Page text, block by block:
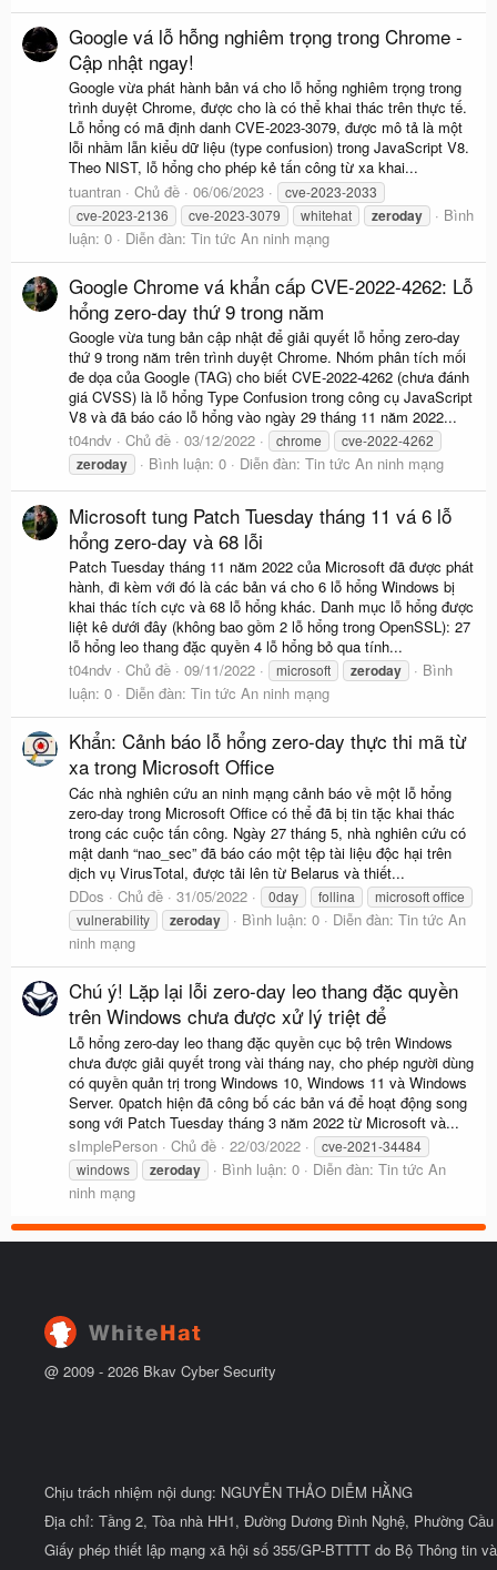
Google vá lỗ hỗng nghiêm trọng trong Chrome -
Cập nhật ngay!
Google vừa phát hành bản vá cho lỗ hổng nghiêm trọng trong
trình duyệt Chrome, được cho là có thể khai thác trên thực tế.
Lỗ hổng có mã định danh CVE-2023-3079, được mô tả là một
lỗi nhầm lẫn kiểu dữ liệu (type confusion) trong JavaScript V8.
Theo NIST, lỗ hổng cho phép kẻ tấn công từ xa khai...
tuantran
Chủ đề 06/06/2023
cve-2023-2033
cve-2023-2136
cve-2023-3079 whitehat zeroday
Bình
luận: 0
Diễn đàn: Tin tức An ninh mạng
Google Chrome vá khẩn cấp CVE-2022-4262: Lỗ
hổng zero-day thứ 9 trong năm
Google vừa tung bản cập nhật để giải quyết lỗ hổng zero-day
thứ 9 trong năm trên trình duyệt Chrome. Nhóm phân tích mối
đe dọa của Google (TAG) cho biết CVE-2022-4262 (chưa đánh
giá CVSS) là lỗ hổng Type Confusion trong công cụ JavaScript
V8 và đã báo cáo lỗ hổng vào ngày 29 tháng 11 năm 2022...
t04ndv
Chủ đề 03/12/2022 chrome cve-2022-4262
zeroday Bình luận: 0 Diễn đàn: Tin tức An ninh mạng
Microsoft tung Patch Tuesday tháng 11 vá 6 lỗ
hổng zero-day và 68 lỗi
Patch Tuesday tháng 11 năm 2022 của Microsoft đã được phát
hành, đi kèm với đó là các bản vá cho 6 lỗ hổng Windows bị
khai thác tích cực và 68 lỗ hổng khác. Danh mục lỗ hổng được
liệt kê dưới đây (không bao gồm 2 lỗ hổng trong OpenSSL): 27
lỗ hổng leo thang đặc quyền 4 lỗ hổng bỏ qua tính...
t04ndv
Chủ đề 09/11/2022 microsoft zeroday
Bình
luận: 0
Diễn đàn: Tin tức An ninh mạng
Khẩn: Cảnh báo lỗ hổng zero-day thực thi mã từ
xa trong Microsoft Office
Các nhà nghiên cứu an ninh mạng cảnh báo về một lỗ hổng
zero-day trong Microsoft Office có thể đã bị tin tặc khai thác
trong các cuộc tấn công. Ngày 27 tháng 5, nhà nghiên cứu có
mật danh “nao_sec” đã báo cáo một tệp tài liệu độc hại trên
dịch vụ VirusTotal, được tải lên từ Belarus và thiết...
DDos
Chủ đề 31/05/2022 0day follina
microsoft office
vulnerability
zeroday Bình luận: 0 Diễn đàn: Tin tức An
ninh mạng
Chú ý! Lặp lại lỗi zero-day leo thang đặc quyền
trên Windows chưa được xử lý triệt để
Lỗ hổng zero-day leo thang đặc quyền cục bộ trên Windows
chưa được giải quyết trong vài tháng nay, cho phép người dùng
có quyền quản trị trong Windows 10, Windows 11 và Windows
Server. 0patch hiện đã công bố các bản vá để hoạt động song
song với Patch Tuesday tháng 3 năm 2022 từ Microsoft và...
sImplePerson
Chủ đề 22/03/2022
cve-2021-34484
windows
zeroday Bình luận: 0 Diễn đàn: Tin tức An
ninh mạng
@ 2009 - 2026 Bkav Cyber Security
Chịu trách nhiệm nội dung: NGUYỄN THẢO DIỄM HẰNG
Địa chỉ: Tầng 2, Tòa nhà HH1, Đường Dương Đình Nghệ, Phường
Giấy phép thiết lập mạng xã hội số 355/GP-BTTTT do Bộ Thông tin